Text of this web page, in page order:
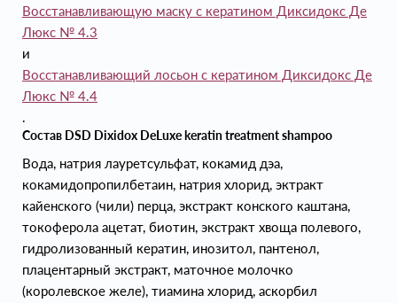
Восстанавливающую маску с кератином Диксидокс Де
Люкс № 4.3
и
Восстанавливающий лосьон с кератином Диксидокс Де
Люкс № 4.4
.
Состав DSD Dixidox DeLuxe keratin treatment shampoo
Вода, натрия лауретсульфат, кокамид дэа,
кокамидопропилбетаин, натрия хлорид, эктракт
кайенского (чили) перца, экстракт конского каштана,
токоферола ацетат, биотин, экстракт хвоща полевого,
гидролизованный кератин, инозитол, пантенол,
плацентарный экстракт, маточное молочко
(королевское желе), тиамина хлорид, аскорбил